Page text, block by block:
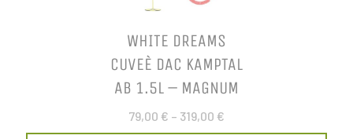
WHITE DREAMS
CUVEÈ DAC KAMPTAL
AB 1.5L – MAGNUM
79,00 € – 319,00 €